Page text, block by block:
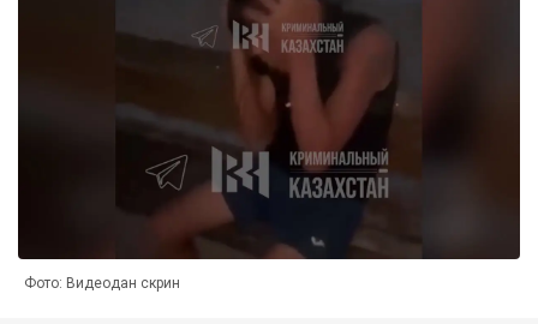
Фото: Видеодан скрин